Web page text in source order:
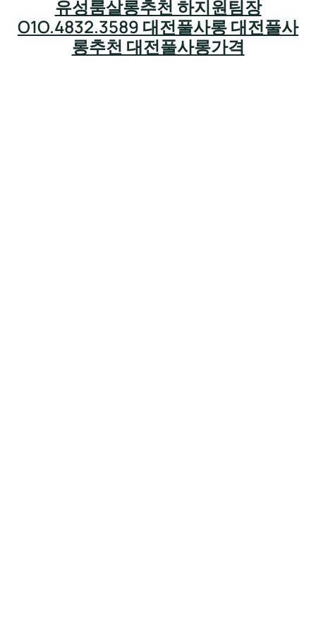
유성룸살롱추천 하지원팀장
O1O.4832.3589 대전풀사롱 대전풀사
롱추천 대전풀사롱가격